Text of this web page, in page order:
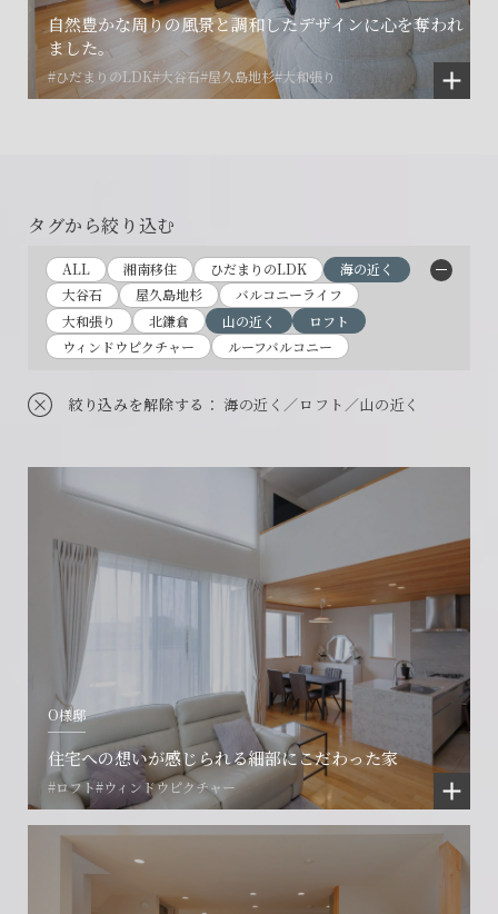
自然豊かな周りの風景と調和したデザインに心を奪われ
ました。
#ひだまりのLDK#大谷石#屋久島地杉#大和張り
タグから絞り込む
ALL 湘南移住 ひだまりのLDK
海の近く
大谷石
屋久島地杉
バルコニーライフ
大和張り
北鎌倉 山の近く
ロフト
ウィンドウピクチャー
ルーフバルコニー
絞り込みを解除する ： 海の近く／ロフト／山の近く
O様邸
住宅への想いが感じられる細部にこだわった家
#ロフト#ウィンドウピクチャー
会社に関することや物件についての
土地の活用・賃貸経営に関する